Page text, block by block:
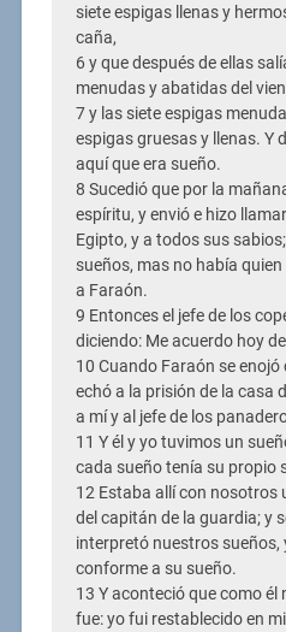
siete espigas llenas y
caña,
6 y que después de ellas
menudas y abatidas del
7 y las siete espigas
espigas gruesas y llenas. Y
aquí que era sueño.
8 Sucedió que por la
espíritu, y envió e hizo
Egipto, y a todos sus
sueños, mas no había
a Faraón.
9 Entonces el jefe de los
diciendo: Me acuerdo hoy
10 Cuando Faraón se
echó a la prisión de la casa
a mí y al jefe de los
11 Y él y yo tuvimos un
cada sueño tenía su propio
12 Estaba allí con nosotros
del capitán de la guardia; y
interpretó nuestros sueños,
conforme a su sueño.
13 Y aconteció que como él
fue: yo fui restablecido en